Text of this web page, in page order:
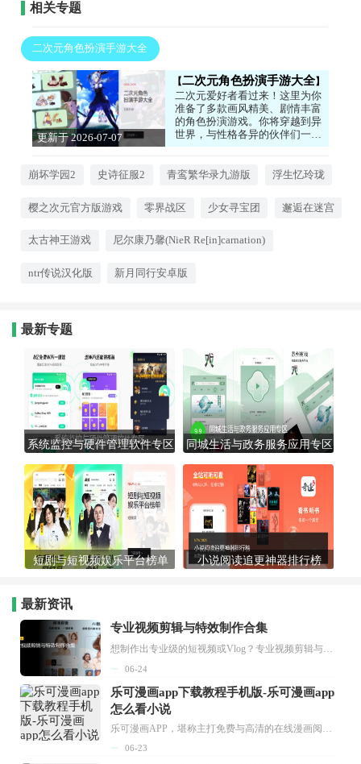
相关专题
二次元角色扮演手游大全
更新于 2026-07-07
二次元角色扮演手游大全
二次元爱好者看过来！这里为你
准备了多款画风精美、剧情丰富
的角色扮演游戏。你将穿越到异
世界，与性格各异的伙伴们一起
冒险，体验跌宕起伏的故事情
大，玩法也各具特色。无论是喜
冒险吧！
崩坏学园2 史诗征服2 青鸾繁华录九游版 浮生忆玲珑
樱之次元官方版游戏 零界战区 少女寻宝团 邂逅在迷宫
太古神王游戏 尼尔康乃馨(NieR Re[in]carnation)
ntr传说汉化版 新月同行安卓版
最新专题
系统监控与硬件管理软件专区 同城生活与政务服务应用专区
短剧与短视频娱乐平台榜单 小说阅读追更神器排行榜
最新资讯
专业视频剪辑与特效制作合集
06-24
乐可漫画app下载教程手机版-乐可漫画app
怎么看小说
乐可漫画APP，堪称主打免费与高清的在线漫画阅读神器。其官方版提供海量完整版漫画资源，无论是国内漫画，还是日漫、韩漫、台漫、美漫等国外漫画，应有尽有，随时供你阅读。只需轻点一下，便能直接进入阅读界面。不仅如此，乐可漫画最新版本更新速度极快，在这里，你总能抢先看到全网一手漫画章节内容！...
06-23